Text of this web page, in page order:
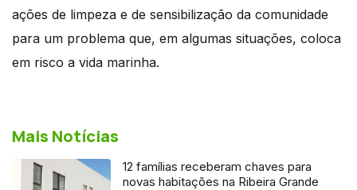
ações de limpeza e de sensibilização da comunidade
para um problema que, em algumas situações, coloca
em risco a vida marinha.
Mais Notícias
12 famílias receberam chaves para
novas habitações na Ribeira Grande